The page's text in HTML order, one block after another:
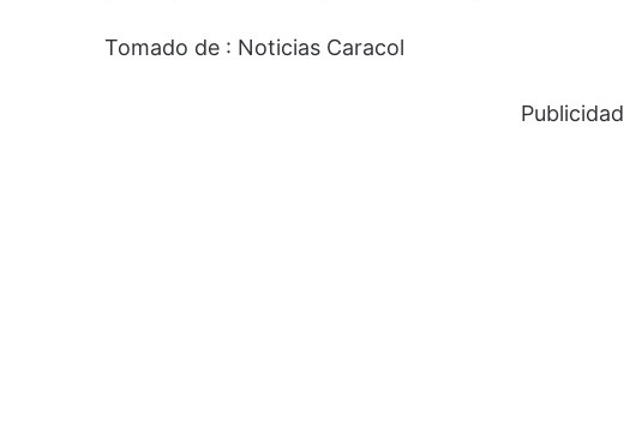
Tomado de : Noticias Caracol
Publicidad